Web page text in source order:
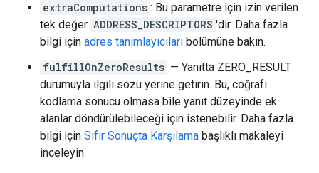
extraComputations : Bu parametre için izin verilen
tek değer ADDRESS_DESCRIPTORS 'dir. Daha fazla
bilgi için adres tanımlayıcıları bölümüne bakın.
fulfillOnZeroResults — Yanıtta ZERO_RESULT
durumuyla ilgili sözü yerine getirin. Bu, coğrafi
kodlama sonucu olmasa bile yanıt düzeyinde ek
alanlar döndürülebileceği için istenebilir. Daha fazla
bilgi için Sıfır Sonuçta Karşılama başlıklı makaleyi
inceleyin.